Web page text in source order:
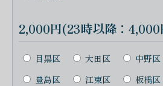
2,000円(23時以降：
目黒区 大田区 中野区
豊島区
江東区 板橋区